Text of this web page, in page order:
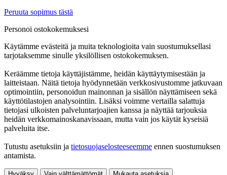
Peruuta sopimus tästä
Personoi ostokokemuksesi
Käytämme evästeitä ja muita teknologioita vain suostumuksellasi
tarjotaksemme sinulle yksilöllisen ostokokemuksen.
Keräämme tietoja käyttäjistämme, heidän käyttäytymisestään ja
laitteistaan. Näitä tietoja hyödynnetään verkkosivustomme jatkuvaan
optimointiin, personoidun mainonnan ja sisällön näyttämiseen sekä
käyttötilastojen analysointiin. Lisäksi voimme vertailla salattuja
tietojasi ulkoisten palveluntarjoajien kanssa ja näyttää tarjouksia
heidän verkkomainoskanavissaan, mutta vain jos käytät kyseisiä
palveluita itse.
Tutustu asetuksiin ja tietosuojaselosteeseemme ennen suostumuksen
antamista.